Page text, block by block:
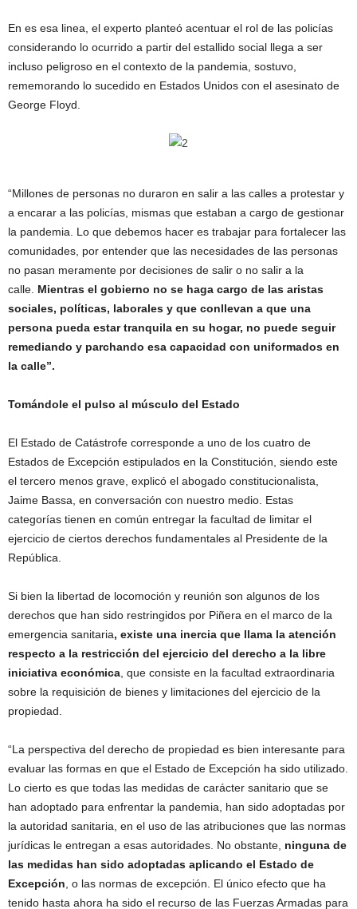
En es esa linea, el experto planteó acentuar el rol de las policías
considerando lo ocurrido a partir del estallido social llega a ser
incluso peligroso en el contexto de la pandemia, sostuvo,
rememorando lo sucedido en Estados Unidos con el asesinato de
George Floyd.
“Millones de personas no duraron en salir a las calles a protestar y
a encarar a las policías, mismas que estaban a cargo de gestionar
la pandemia. Lo que debemos hacer es trabajar para fortalecer las
comunidades, por entender que las necesidades de las personas
no pasan meramente por decisiones de salir o no salir a la
calle. Mientras el gobierno no se haga cargo de las aristas
sociales, políticas, laborales y que conllevan a que una
persona pueda estar tranquila en su hogar, no puede seguir
remediando y parchando esa capacidad con uniformados en
la calle”.
Tomándole el pulso al músculo del Estado
El Estado de Catástrofe corresponde a uno de los cuatro de
Estados de Excepción estipulados en la Constitución, siendo este
el tercero menos grave, explicó el abogado constitucionalista,
Jaime Bassa, en conversación con nuestro medio. Estas
categorías tienen en común entregar la facultad de limitar el
ejercicio de ciertos derechos fundamentales al Presidente de la
República.
Si bien la libertad de locomoción y reunión son algunos de los
derechos que han sido restringidos por Piñera en el marco de la
emergencia sanitaria, existe una inercia que llama la atención
respecto a la restricción del ejercicio del derecho a la libre
iniciativa económica , que consiste en la facultad extraordinaria
sobre la requisición de bienes y limitaciones del ejercicio de la
propiedad.
“La perspectiva del derecho de propiedad es bien interesante para
evaluar las formas en que el Estado de Excepción ha sido utilizado.
Lo cierto es que todas las medidas de carácter sanitario que se
han adoptado para enfrentar la pandemia, han sido adoptadas por
la autoridad sanitaria, en el uso de las atribuciones que las normas
jurídicas le entregan a esas autoridades. No obstante, ninguna de
las medidas han sido adoptadas aplicando el Estado de
Excepción , o las normas de excepción. El único efecto que ha
tenido hasta ahora ha sido el recurso de las Fuerzas Armadas para